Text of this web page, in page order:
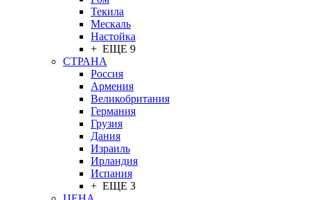
Текила
Мескаль
Настойка
+ ЕЩЕ 9
СТРАНА
Россия
Армения
Великобритания
Германия
Грузия
Дания
Израиль
Ирландия
Испания
+ ЕЩЕ 3